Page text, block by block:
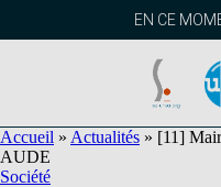
EN CE
Accueil » Actualités » [11]
AUDE
Société